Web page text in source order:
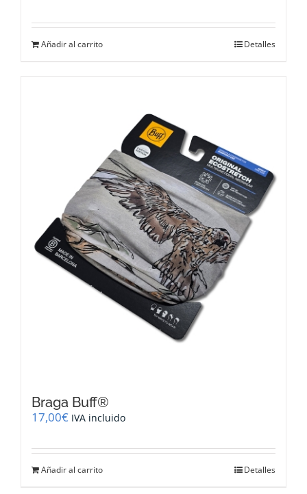
Añadir al carrito Detalles
Braga Buff®
17,00€ IVA incluido
Añadir al carrito Detalles